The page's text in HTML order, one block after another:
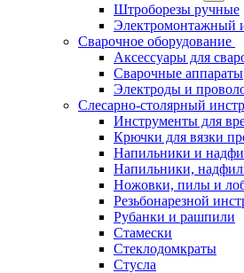
Штроборезы ручные
Электромонтажный
Сварочное оборудование
Аксессуары для
Сварочные аппараты
Электроды и
Слесарно-столярный
Инструменты для
Крючки для вязки
Напильники и
Напильники,
Ножовки, пилы и
Резьбонарезной
Рубанки и рашпили
Стамески
Стеклодомкраты
Стусла